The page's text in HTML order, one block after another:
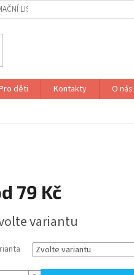
LIST
děti Kontakty O nás
79 Kč
variantu